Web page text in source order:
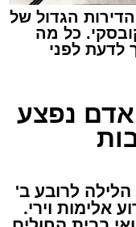
, מהות, מני
מופע סיום בין
למורשת"
אמסלם בשיתוף
הדירקטוריון
ומנכ"לית
למעלה
העיר שגדשו
הגדול של
כל מה
לדעת לפני
אדם נפצע
הלילה לרובע ב'
אלימות וירי.